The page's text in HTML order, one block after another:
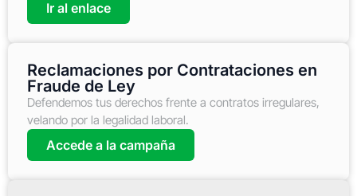
Ir al enlace
Reclamaciones por Contrataciones en
Fraude de Ley
Defendemos tus derechos frente a contratos irregulares,
velando por la legalidad laboral.
Accede a la campaña